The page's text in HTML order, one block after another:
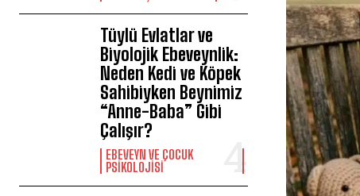
Tüylü Evlatlar ve
Biyolojik Ebeveynlik:
Neden Kedi ve Köpek
Sahibiyken Beynimiz
“Anne-Baba” Gibi
Çalışır?
EBEVEYN VE ÇOCUK
PSIKOLOJISI